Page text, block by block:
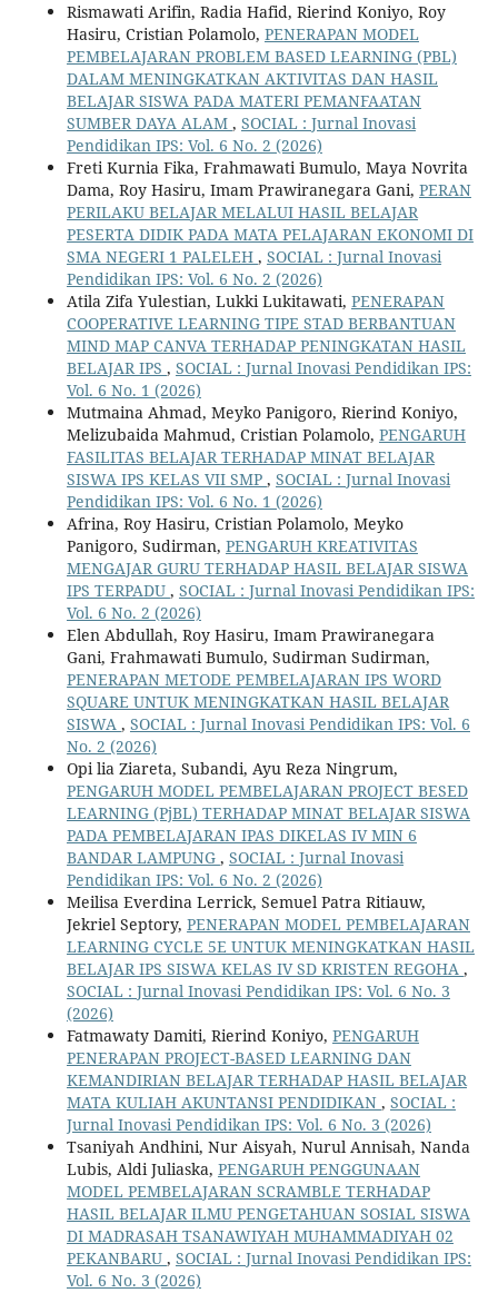
Rismawati Arifin, Radia Hafid, Rierind Koniyo, Roy
Hasiru, Cristian Polamolo, PENERAPAN MODEL
PEMBELAJARAN PROBLEM BASED LEARNING (PBL)
DALAM MENINGKATKAN AKTIVITAS DAN HASIL
BELAJAR SISWA PADA MATERI PEMANFAATAN
SUMBER DAYA ALAM , SOCIAL : Jurnal Inovasi
Pendidikan IPS: Vol. 6 No. 2 (2026)
Freti Kurnia Fika, Frahmawati Bumulo, Maya Novrita
Dama, Roy Hasiru, Imam Prawiranegara Gani, PERAN
PERILAKU BELAJAR MELALUI HASIL BELAJAR
PESERTA DIDIK PADA MATA PELAJARAN EKONOMI DI
SMA NEGERI 1 PALELEH , SOCIAL : Jurnal Inovasi
Pendidikan IPS: Vol. 6 No. 2 (2026)
Atila Zifa Yulestian, Lukki Lukitawati, PENERAPAN
COOPERATIVE LEARNING TIPE STAD BERBANTUAN
MIND MAP CANVA TERHADAP PENINGKATAN HASIL
BELAJAR IPS , SOCIAL : Jurnal Inovasi Pendidikan IPS:
Vol. 6 No. 1 (2026)
Mutmaina Ahmad, Meyko Panigoro, Rierind Koniyo,
Melizubaida Mahmud, Cristian Polamolo, PENGARUH
FASILITAS BELAJAR TERHADAP MINAT BELAJAR
SISWA IPS KELAS VII SMP , SOCIAL : Jurnal Inovasi
Pendidikan IPS: Vol. 6 No. 1 (2026)
Afrina, Roy Hasiru, Cristian Polamolo, Meyko
Panigoro, Sudirman, PENGARUH KREATIVITAS
MENGAJAR GURU TERHADAP HASIL BELAJAR SISWA
IPS TERPADU , SOCIAL : Jurnal Inovasi Pendidikan IPS:
Vol. 6 No. 2 (2026)
Elen Abdullah, Roy Hasiru, Imam Prawiranegara
Gani, Frahmawati Bumulo, Sudirman Sudirman,
PENERAPAN METODE PEMBELAJARAN IPS WORD
SQUARE UNTUK MENINGKATKAN HASIL BELAJAR
SISWA , SOCIAL : Jurnal Inovasi Pendidikan IPS: Vol. 6
No. 2 (2026)
Opi lia Ziareta, Subandi, Ayu Reza Ningrum,
PENGARUH MODEL PEMBELAJARAN PROJECT BESED
LEARNING (PjBL) TERHADAP MINAT BELAJAR SISWA
PADA PEMBELAJARAN IPAS DIKELAS IV MIN 6
BANDAR LAMPUNG , SOCIAL : Jurnal Inovasi
Pendidikan IPS: Vol. 6 No. 2 (2026)
Meilisa Everdina Lerrick, Semuel Patra Ritiauw,
Jekriel Septory, PENERAPAN MODEL PEMBELAJARAN
LEARNING CYCLE 5E UNTUK MENINGKATKAN HASIL
BELAJAR IPS SISWA KELAS IV SD KRISTEN REGOHA ,
SOCIAL : Jurnal Inovasi Pendidikan IPS: Vol. 6 No. 3
(2026)
Fatmawaty Damiti, Rierind Koniyo, PENGARUH
PENERAPAN PROJECT-BASED LEARNING DAN
KEMANDIRIAN BELAJAR TERHADAP HASIL BELAJAR
MATA KULIAH AKUNTANSI PENDIDIKAN , SOCIAL :
Jurnal Inovasi Pendidikan IPS: Vol. 6 No. 3 (2026)
Tsaniyah Andhini, Nur Aisyah, Nurul Annisah, Nanda
Lubis, Aldi Juliaska, PENGARUH PENGGUNAAN
MODEL PEMBELAJARAN SCRAMBLE TERHADAP
HASIL BELAJAR ILMU PENGETAHUAN SOSIAL SISWA
DI MADRASAH TSANAWIYAH MUHAMMADIYAH 02
PEKANBARU , SOCIAL : Jurnal Inovasi Pendidikan IPS:
Vol. 6 No. 3 (2026)